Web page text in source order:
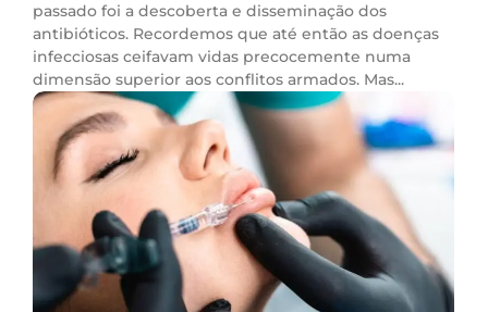
passado foi a descoberta e disseminação dos
antibióticos. Recordemos que até então as doenças
infecciosas ceifavam vidas precocemente numa
dimensão superior aos conflitos armados. Mas...